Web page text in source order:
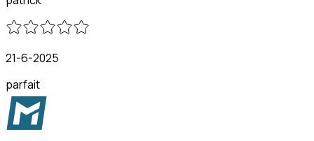
21-6-2025
parfait